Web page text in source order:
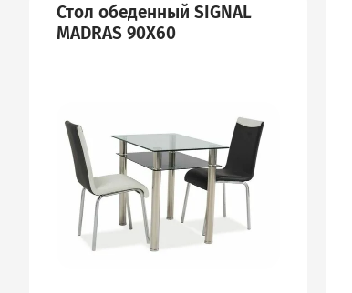
Стол обеденный SIGNAL
MADRAS 90X60